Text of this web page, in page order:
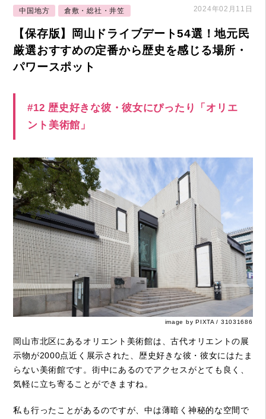
中国地方 倉敷・総社・井笠 2024年02月11日
【保存版】岡山ドライブデート54選！地元民
厳選おすすめの定番から歴史を感じる場所・
パワースポット
#12 歴史好きな彼・彼女にぴったり「オリエ
ント美術館」
image by PIXTA / 31031686
岡山市北区にあるオリエント美術館は、古代オリエントの展
示物が2000点近く展示された、歴史好きな彼・彼女にはたま
らない美術館です。街中にあるのでアクセスがとても良く、
気軽に立ち寄ることができますね。
私も行ったことがあるのですが、中は薄暗く神秘的な空間で